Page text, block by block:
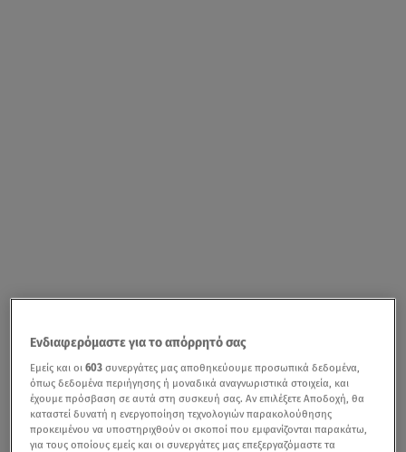
Ενδιαφερόμαστε για το απόρρητό σας
Εμείς και οι603 συνεργάτες μας αποθηκεύουμε προσωπικά δεδομένα,
όπως δεδομένα περιήγησης ή μοναδικά αναγνωριστικά στοιχεία, και
έχουμε πρόσβαση σε αυτά στη συσκευή σας. Αν επιλέξετε Αποδοχή, θα
καταστεί δυνατή η ενεργοποίηση τεχνολογιών παρακολούθησης
προκειμένου να υποστηριχθούν οι σκοποί που εμφανίζονται παρακάτω,
για τους οποίους εμείς και οι συνεργάτες μας επεξεργαζόμαστε τα